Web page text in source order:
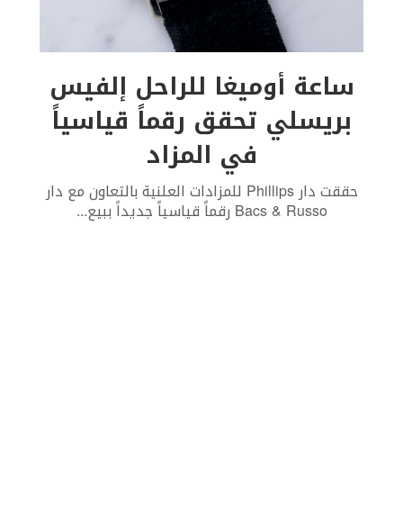
ساعة أوميغا للراحل إلفيس
بريسلي تحقق رقماً قياسياً
في المزاد
حققت دار Phillips للمزادات العلنية بالتعاون مع دار
Bacs & Russo رقماً قياسياً جديداً ببيع ...